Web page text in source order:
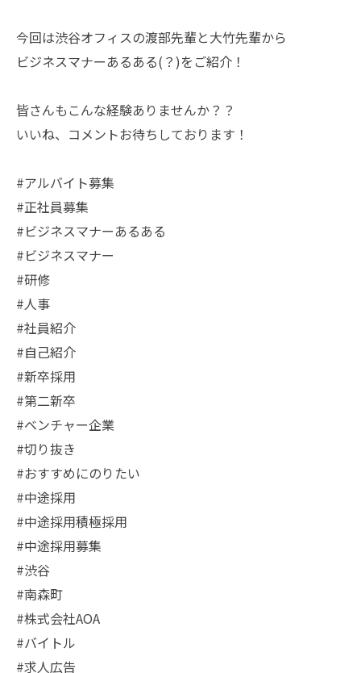
今回は渋谷オフィスの渡部先輩と大竹先輩から
ビジネスマナーあるある(？)をご紹介！
皆さんもこんな経験ありませんか？？
いいね、コメントお待ちしております！
#アルバイト募集
#正社員募集
#ビジネスマナーあるある
#ビジネスマナー
#研修
#人事
#社員紹介
#自己紹介
#新卒採用
#第二新卒
#ベンチャー企業
#切り抜き
#おすすめにのりたい
#中途採用
#中途採用積極採用
#中途採用募集
#渋谷
#南森町
#株式会社AOA
#バイトル
#求人広告